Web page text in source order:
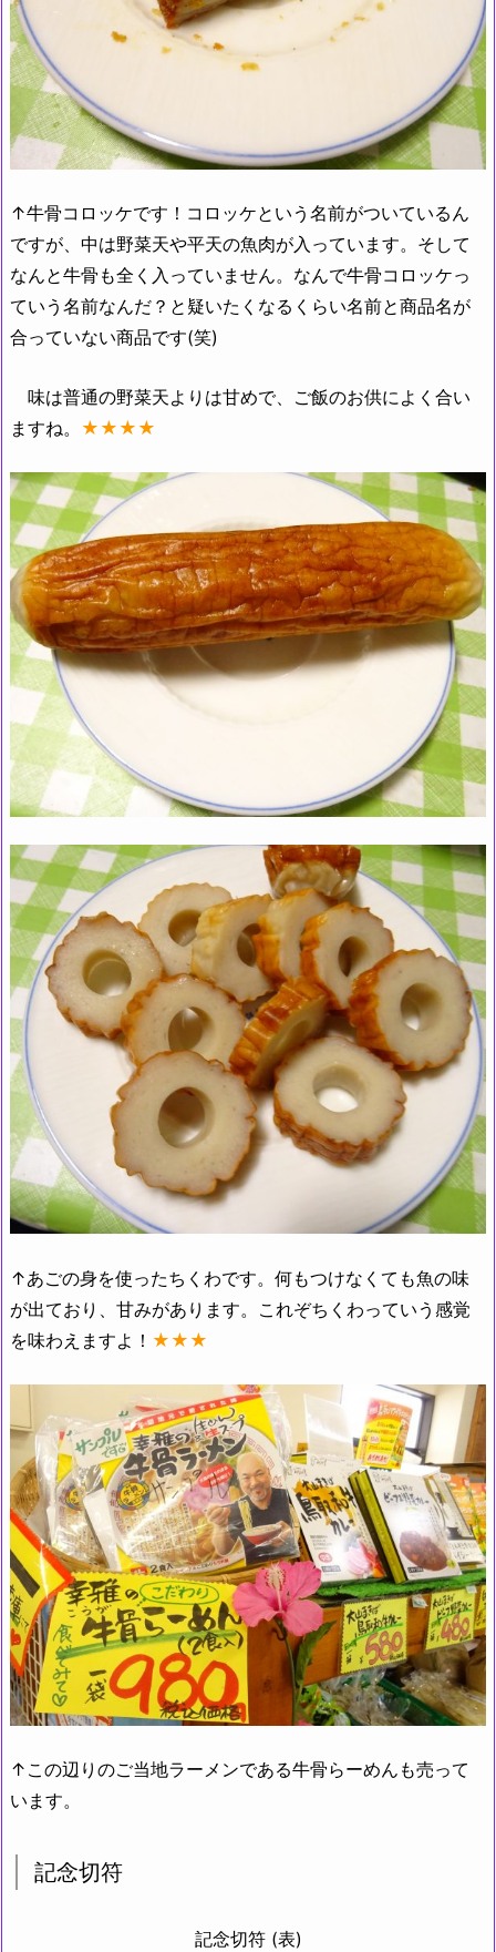
↑牛骨コロッケです！コロッケという名前がついているん
ですが、中は野菜天や平天の魚肉が入っています。そして
なんと牛骨も全く入っていません。なんで牛骨コロッケっ
ていう名前なんだ？と疑いたくなるくらい名前と商品名が
合っていない商品です(笑)
味は普通の野菜天よりは甘めで、ご飯のお供によく合い
ますね。 ★★★★
↑あごの身を使ったちくわです。何もつけなくても魚の味
が出ており、甘みがあります。これぞちくわっていう感覚
を味わえますよ！ ★★★
↑この辺りのご当地ラーメンである牛骨らーめんも売って
います。
記念切符
記念切符 (表)